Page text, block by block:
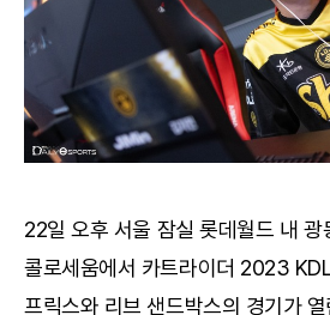
22일 오후 서울 잠실 롯데월드 내
콜로세움에서 카트라이더 2023
프릭스와 리브 샌드박스의 경기가